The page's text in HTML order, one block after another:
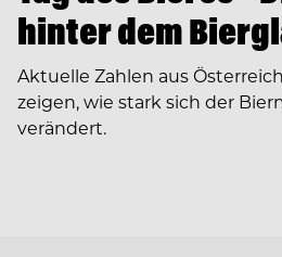
hinter dem
Aktuelle Zahlen aus
zeigen, wie stark sich der
verändert.